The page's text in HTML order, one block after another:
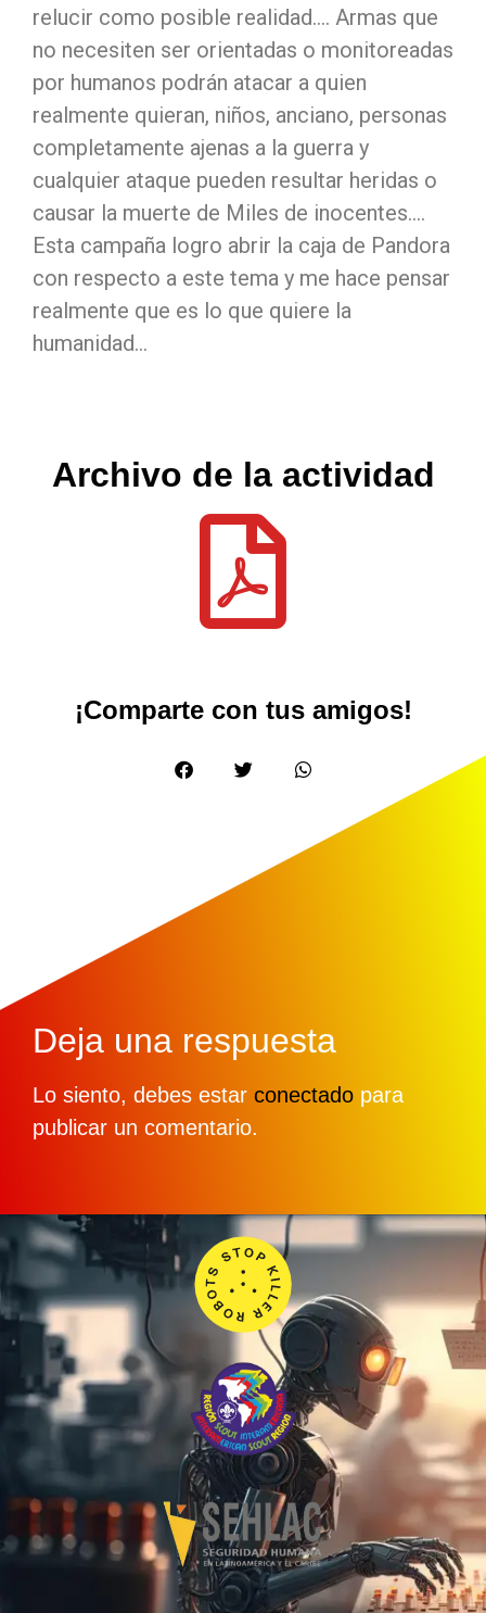
relucir como posible realidad…. Armas que
no necesiten ser orientadas o monitoreadas
por humanos podrán atacar a quien
realmente quieran, niños, anciano, personas
completamente ajenas a la guerra y
cualquier ataque pueden resultar heridas o
causar la muerte de Miles de inocentes….
Esta campaña logro abrir la caja de Pandora
con respecto a este tema y me hace pensar
realmente que es lo que quiere la
humanidad…
Archivo de la actividad
¡Comparte con tus amigos!
Deja una respuesta
Lo siento, debes estar conectado para
publicar un comentario.